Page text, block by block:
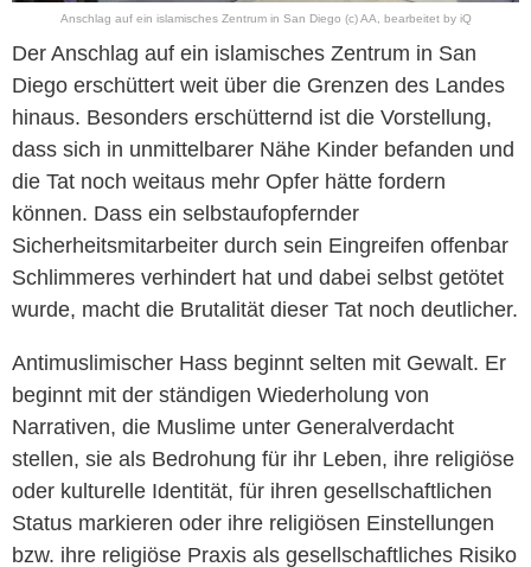
Anschlag auf ein islamisches Zentrum in San Diego (c) AA, bearbeitet by iQ
Der Anschlag auf ein islamisches Zentrum in San
Diego erschüttert weit über die Grenzen des Landes
hinaus. Besonders erschütternd ist die Vorstellung,
dass sich in unmittelbarer Nähe Kinder befanden und
die Tat noch weitaus mehr Opfer hätte fordern
können. Dass ein selbstaufopfernder
Sicherheitsmitarbeiter durch sein Eingreifen offenbar
Schlimmeres verhindert hat und dabei selbst getötet
wurde, macht die Brutalität dieser Tat noch deutlicher.
Antimuslimischer Hass beginnt selten mit Gewalt. Er
beginnt mit der ständigen Wiederholung von
Narrativen, die Muslime unter Generalverdacht
stellen, sie als Bedrohung für ihr Leben, ihre religiöse
oder kulturelle Identität, für ihren gesellschaftlichen
Status markieren oder ihre religiösen Einstellungen
bzw. ihre religiöse Praxis als gesellschaftliches Risiko